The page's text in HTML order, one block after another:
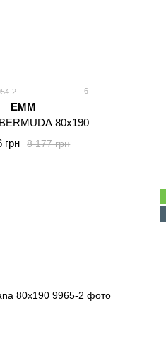
2 6
EMM
80x190
8 177 грн
грн